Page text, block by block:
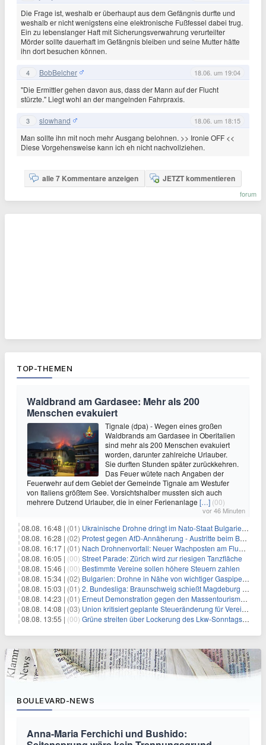
Die Frage ist, weshalb er überhaupt aus dem Gefängnis durfte und
weshalb er nicht wenigstens eine elektronische Fußfessel dabei trug.
Ein zu lebenslanger Haft mit Sicherungsverwahrung verurteilter
Mörder sollte dauerhaft im Gefängnis bleiben und seine Mutter hätte
ihn dort besuchen können.
4 BobBelcher 18.06. um 19:04
"Die Ermittler gehen davon aus, dass der Mann auf der Flucht
stürzte." Liegt wohl an der mangelnden Fahrpraxis.
3 slowhand 18.06. um 18:15
Man sollte ihn mit noch mehr Ausgang belohnen. >> Ironie OFF <<
Diese Vorgehensweise kann ich eh nicht nachvollziehen.
alle 7 Kommentare anzeigen JETZT kommentieren
forum
TOP-THEMEN
Waldbrand am Gardasee: Mehr als 200
Menschen evakuiert
Tignale (dpa) - Wegen eines großen
Waldbrands am Gardasee in Oberitalien
sind mehr als 200 Menschen evakuiert
worden, darunter zahlreiche Urlauber.
Sie durften Stunden später zurückkehren.
Das Feuer wütete nach Angaben der
Feuerwehr auf dem Gebiet der Gemeinde Tignale am Westufer
von Italiens größtem See. Vorsichtshalber mussten sich auch
mehrere Dutzend Urlauber, die in einer Ferienanlage […] (00)
vor 46 Minuten
08.08. 16:48 | (01) Ukrainische Drohne dringt im Nato-Staat Bulgarien ein
08.08. 16:28 | (02) Protest gegen AfD-Annäherung - Austritte beim BSW Sachsen-Anhalt
08.08. 16:17 | (01) Nach Drohnenvorfall: Neuer Wachposten am Flughafen
08.08. 16:05 | (00) Street Parade: Zürich wird zur riesigen Tanzfläche
08.08. 15:46 | (00) Bestimmte Vereine sollen höhere Steuern zahlen
08.08. 15:34 | (02) Bulgarien: Drohne in Nähe von wichtiger Gaspipeline explodiert
08.08. 15:03 | (01) 2. Bundesliga: Braunschweig schießt Magdeburg ab
08.08. 14:23 | (01) Erneut Demonstration gegen den Massentourismus auf Mallorca
08.08. 14:08 | (03) Union kritisiert geplante Steueränderung für Vereine
08.08. 13:55 | (00) Grüne streiten über Lockerung des Lkw-Sonntagsfahrverbots
BOULEVARD-NEWS
Anna-Maria Ferchichi und Bushido: